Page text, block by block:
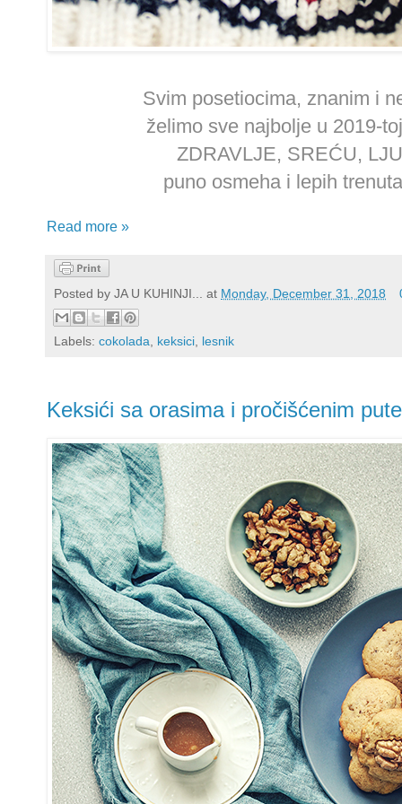
Svim posetiocima, znanim i
želimo sve najbolje u 2019-
ZDRAVLJE, SREĆU,
puno osmeha i lepih
Read more »
Posted by JA U KUHINJI... at Monday, December 31, 2018
Labels: cokolada, keksici, lesnik
Keksići sa orasima i pročišćenim